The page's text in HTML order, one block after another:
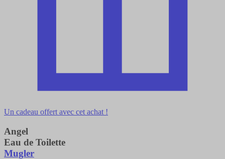
Un cadeau offert avec cet achat !
Angel
Eau de Toilette
Mugler